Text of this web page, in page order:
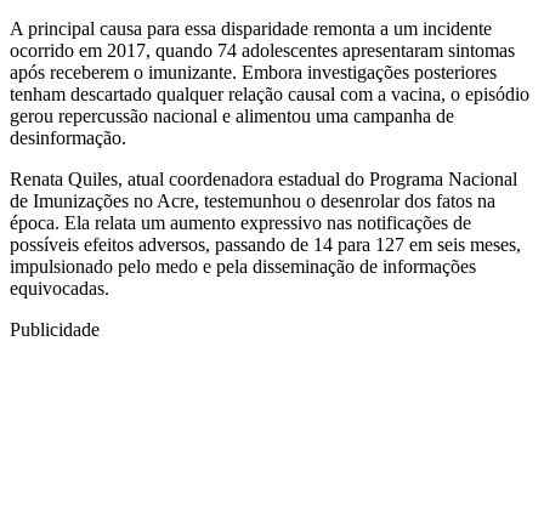
A principal causa para essa disparidade remonta a um incidente
ocorrido em 2017, quando 74 adolescentes apresentaram sintomas
após receberem o imunizante. Embora investigações posteriores
tenham descartado qualquer relação causal com a vacina, o episódio
gerou repercussão nacional e alimentou uma campanha de
desinformação.
Renata Quiles, atual coordenadora estadual do Programa Nacional
de Imunizações no Acre, testemunhou o desenrolar dos fatos na
época. Ela relata um aumento expressivo nas notificações de
possíveis efeitos adversos, passando de 14 para 127 em seis meses,
impulsionado pelo medo e pela disseminação de informações
equivocadas.
Publicidade